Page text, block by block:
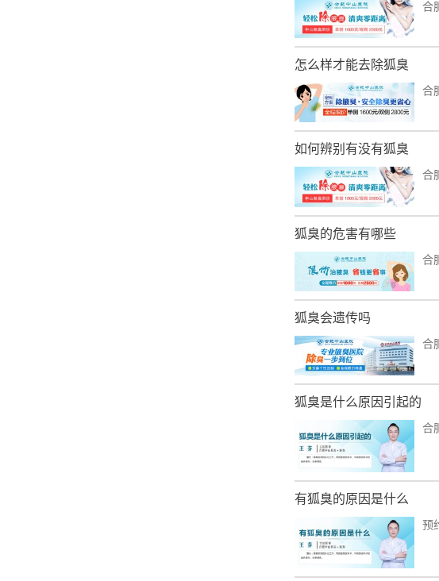
合
怎么样才能去除狐臭
合
如何辨别有没有狐臭
合
狐臭的危害有哪些
合
狐臭会遗传吗
合
狐臭是什么原因引起的
合
有狐臭的原因是什么
预